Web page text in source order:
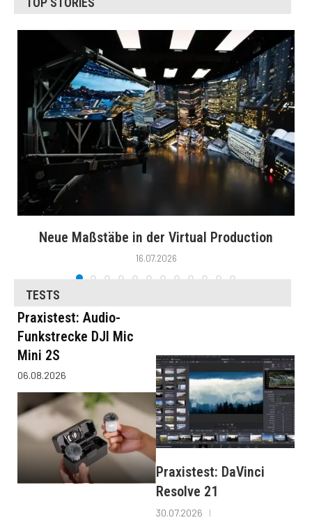
Neue Maßstäbe in der Virtual Production
16.07.2026
TESTS
Praxistest: Audio-
Funkstrecke DJI Mic
Mini 2S
06.08.2026
Praxistest: DaVinci
Resolve 21
30.07.2026